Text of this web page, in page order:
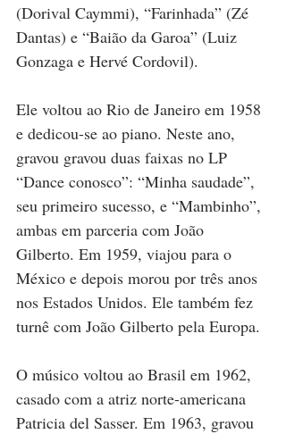
(Dorival Caymmi), “Farinhada” (Zé
Dantas) e “Baião da Garoa” (Luiz
Gonzaga e Hervé Cordovil).
Ele voltou ao Rio de Janeiro em 1958
e dedicou-se ao piano. Neste ano,
gravou gravou duas faixas no LP
“Dance conosco”: “Minha saudade”,
seu primeiro sucesso, e “Mambinho”,
ambas em parceria com João
Gilberto. Em 1959, viajou para o
México e depois morou por três anos
nos Estados Unidos. Ele também fez
turnê com João Gilberto pela Europa.
O músico voltou ao Brasil em 1962,
casado com a atriz norte-americana
Patricia del Sasser. Em 1963, gravou